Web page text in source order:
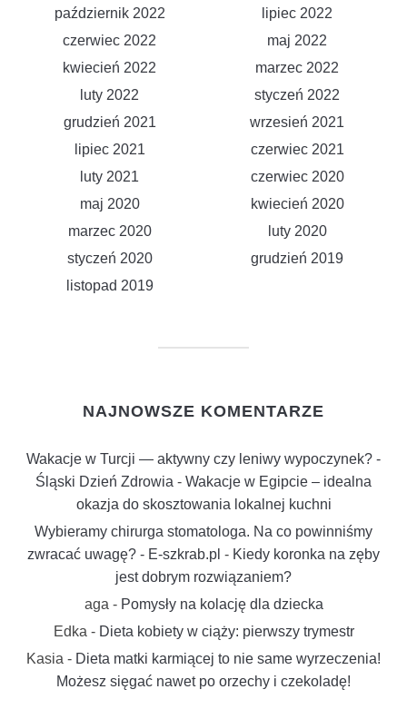
październik 2022
lipiec 2022
czerwiec 2022
maj 2022
kwiecień 2022
marzec 2022
luty 2022
styczeń 2022
grudzień 2021
wrzesień 2021
lipiec 2021
czerwiec 2021
luty 2021
czerwiec 2020
maj 2020
kwiecień 2020
marzec 2020
luty 2020
styczeń 2020
grudzień 2019
listopad 2019
NAJNOWSZE KOMENTARZE
Wakacje w Turcji — aktywny czy leniwy wypoczynek? -
Śląski Dzień Zdrowia - Wakacje w Egipcie – idealna
okazja do skosztowania lokalnej kuchni
Wybieramy chirurga stomatologa. Na co powinniśmy
zwracać uwagę? - E-szkrab.pl - Kiedy koronka na zęby
jest dobrym rozwiązaniem?
aga - Pomysły na kolację dla dziecka
Edka - Dieta kobiety w ciąży: pierwszy trymestr
Kasia - Dieta matki karmiącej to nie same wyrzeczenia!
Możesz sięgać nawet po orzechy i czekoladę!